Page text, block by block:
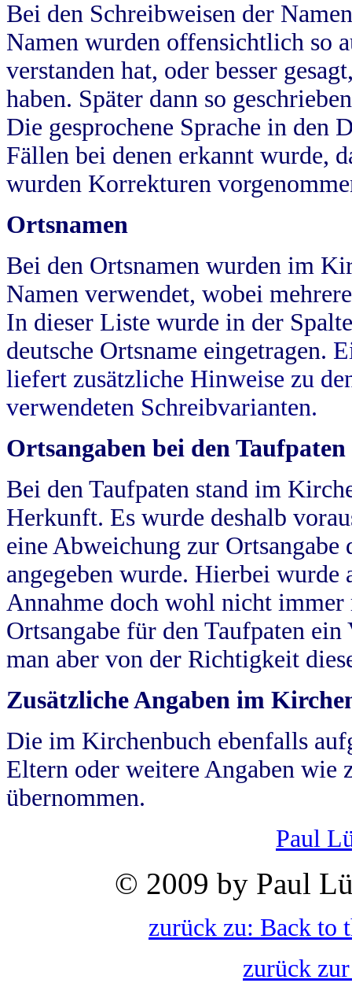
Bei den Schreibweisen der
Namen wurden offensichtlich so
verstanden hat, oder besser
haben. Später dann so
Die gesprochene Sprache in
Fällen bei denen erkannt wurde,
wurden Korrekturen
Ortsnamen
Bei den Ortsnamen wurden im
Namen verwendet, wobei
In dieser Liste wurde in der
deutsche Ortsname eingetragen.
liefert zusätzliche Hinweise zu
verwendeten Schreibvarianten.
Ortsangaben bei den Taufpaten
Bei den Taufpaten stand im
Herkunft. Es wurde deshalb
eine Abweichung zur
angegeben wurde. Hierbei wurde
Annahme doch wohl nicht
Ortsangabe für den Taufpaten
man aber von der Richtigkeit
Zusätzliche Angaben im
Die im Kirchenbuch ebenfalls
Eltern oder weitere Angaben wie
übernommen.
Paul
© 2009 by Paul
zurück zu: Back to
zurück